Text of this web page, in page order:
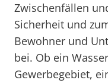
Zwischenfällen
Sicherheit und
Bewohner und
bei. Ob ein
Gewerbegebiet,